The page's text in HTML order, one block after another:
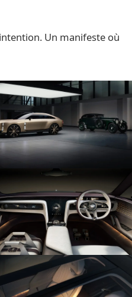
Un manifeste où